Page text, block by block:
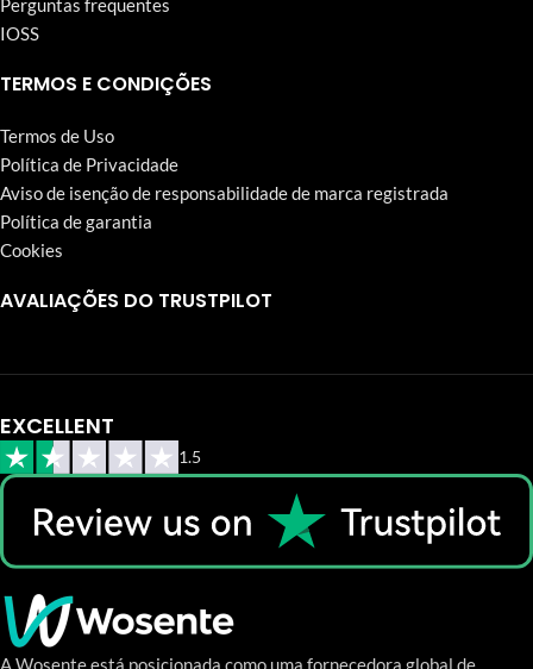
Perguntas frequentes
IOSS
TERMOS E CONDIÇÕES
Termos de Uso
Política de Privacidade
Aviso de isenção de responsabilidade de marca registrada
Política de garantia
Cookies
AVALIAÇÕES DO TRUSTPILOT
EXCELLENT
1.5